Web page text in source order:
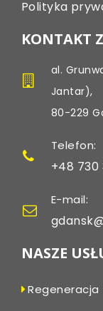
Polityka
KONTAKT
al.
Jantar),
80-229
Telefon:
+48 730
E-mail:
NASZE